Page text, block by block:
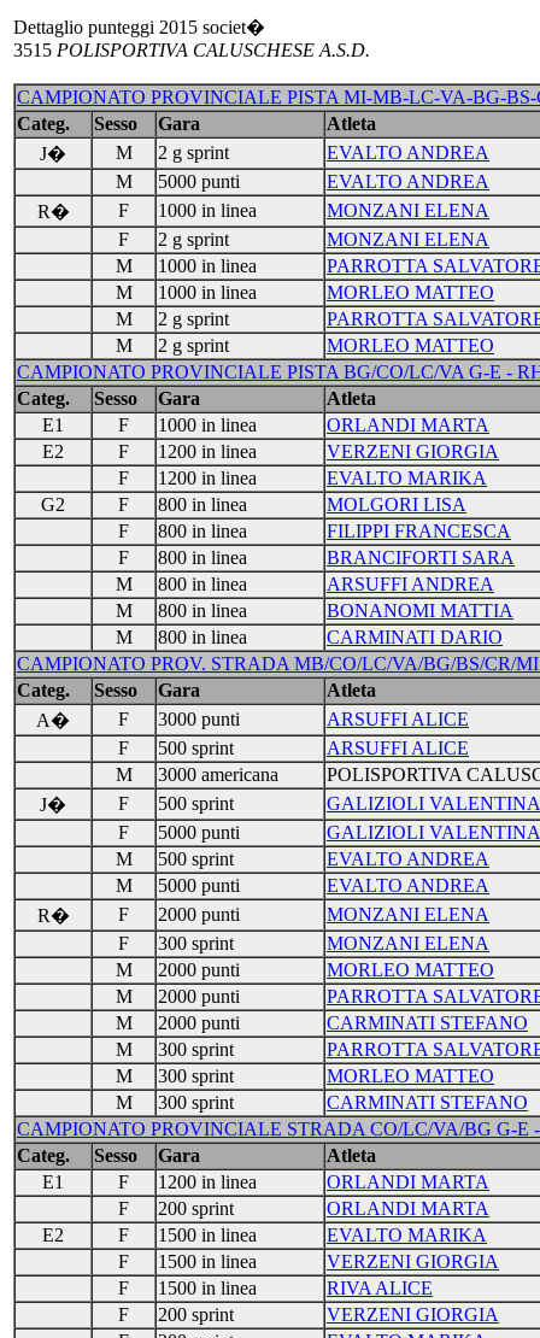
Dettaglio punteggi 2015 societ�
3515 POLISPORTIVA CALUSCHESE A.S.D.
CAMPIONATO PROVINCIALE PISTA MI-MB-LC-VA-BG-
Categ.
Sesso Gara
Atleta
J�
M 2 g sprint
EVALTO ANDREA
M
5000 punti
EVALTO ANDREA
R�
F 1000 in linea
MONZANI ELENA
F
2 g sprint
MONZANI ELENA
M
1000 in linea
PARROTTA
M
1000 in linea
MORLEO MATTEO
M
2 g sprint
PARROTTA
M
2 g sprint
MORLEO MATTEO
CAMPIONATO PROVINCIALE PISTA BG/CO/LC/VA G-E -
Categ.
Sesso Gara
Atleta
E1
F 1000 in linea
ORLANDI MARTA
E2
F 1200 in linea
VERZENI GIORGIA
F
1200 in linea
EVALTO MARIKA
G2
F 800 in linea
MOLGORI LISA
F
800 in linea
FILIPPI FRANCESCA
F
800 in linea
BRANCIFORTI SARA
M
800 in linea
ARSUFFI ANDREA
M
800 in linea
BONANOMI MATTIA
M
800 in linea
CARMINATI DARIO
CAMPIONATO PROV. STRADA MB/CO/LC/VA/BG/BS/CR/
Categ.
Sesso Gara
Atleta
A�
F 3000 punti
ARSUFFI ALICE
F
500 sprint
ARSUFFI ALICE
M
3000 americana
POLISPORTIVA
J�
F 500 sprint
GALIZIOLI VALENTINA
F
5000 punti
GALIZIOLI VALENTINA
M
500 sprint
EVALTO ANDREA
M
5000 punti
EVALTO ANDREA
R�
F 2000 punti
MONZANI ELENA
F
300 sprint
MONZANI ELENA
M
2000 punti
MORLEO MATTEO
M
2000 punti
PARROTTA
M
2000 punti
CARMINATI STEFANO
M
300 sprint
PARROTTA
M
300 sprint
MORLEO MATTEO
M
300 sprint
CARMINATI STEFANO
CAMPIONATO PROVINCIALE STRADA CO/LC/VA/BG G-E
Categ.
Sesso Gara
Atleta
E1
F 1200 in linea
ORLANDI MARTA
F
200 sprint
ORLANDI MARTA
E2
F 1500 in linea
EVALTO MARIKA
F
1500 in linea
VERZENI GIORGIA
F
1500 in linea
RIVA ALICE
F
200 sprint
VERZENI GIORGIA